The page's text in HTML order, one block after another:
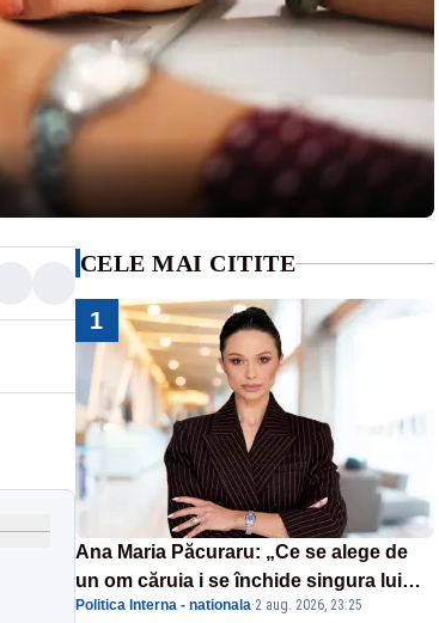
CELE MAI CITITE
1
Ana Maria Păcuraru: „Ce se alege de
un om căruia i se închide singura lui
portiță?”
Politica Interna - nationala·2 aug. 2026, 23:25